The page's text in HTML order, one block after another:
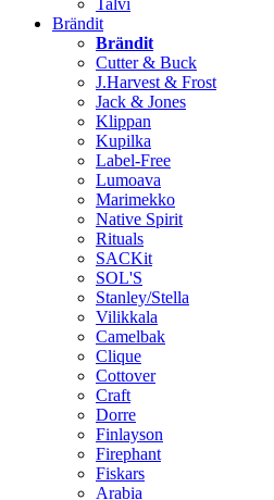
Talvi
Brändit
Brändit
Cutter & Buck
J.Harvest & Frost
Jack & Jones
Klippan
Kupilka
Label-Free
Lumoava
Marimekko
Native Spirit
Rituals
SACKit
SOL'S
Stanley/Stella
Vilikkala
Camelbak
Clique
Cottover
Craft
Dorre
Finlayson
Firephant
Fiskars
Arabia